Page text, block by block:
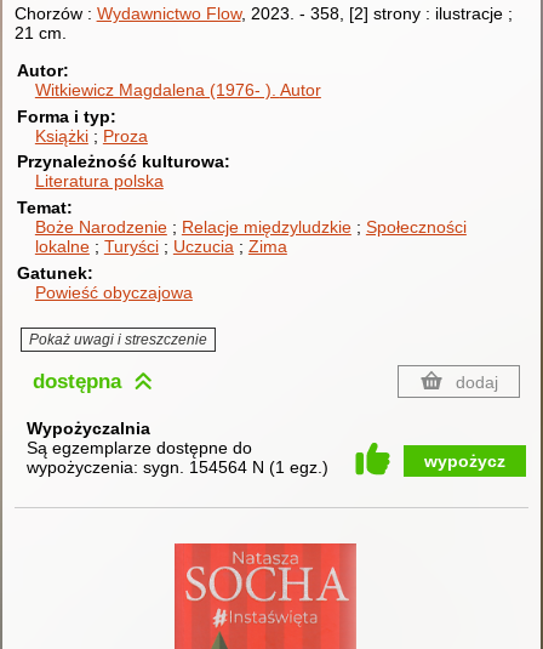
Chorzów : Wydawnictwo Flow, 2023. - 358, [2] strony : ilustracje ;
21 cm.
Autor
Witkiewicz Magdalena (1976- ). Autor
Forma i typ
Książki
Proza
Przynależność kulturowa
Literatura polska
Temat
Boże Narodzenie
Relacje międzyludzkie
Społeczności
lokalne
Turyści Uczucia
Zima
Gatunek
Powieść obyczajowa
Pokaż uwagi i streszczenie
dostępna dodaj
Wypożyczalnia
Są egzemplarze dostępne do
wypożyczenia: sygn. 154564 N (1 egz.) wypożycz